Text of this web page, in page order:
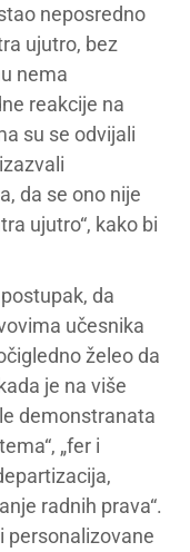
neposredno
ujutro, bez
nema
reakcije na
su se odvijali
da se ono nije
ujutro“, kako bi
da
učesnika
želeo da
je na više
demonstranata
„fer i
radnih prava“.
personalizovane